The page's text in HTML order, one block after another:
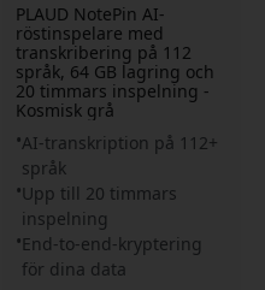
PLAUD NotePin AI-
röstinspelare med
transkribering på 112
språk, 64 GB lagring och
20 timmars inspelning -
Kosmisk grå
AI-transkription på 112+
språk
Upp till 20 timmars
inspelning
End-to-end-kryptering
för dina data